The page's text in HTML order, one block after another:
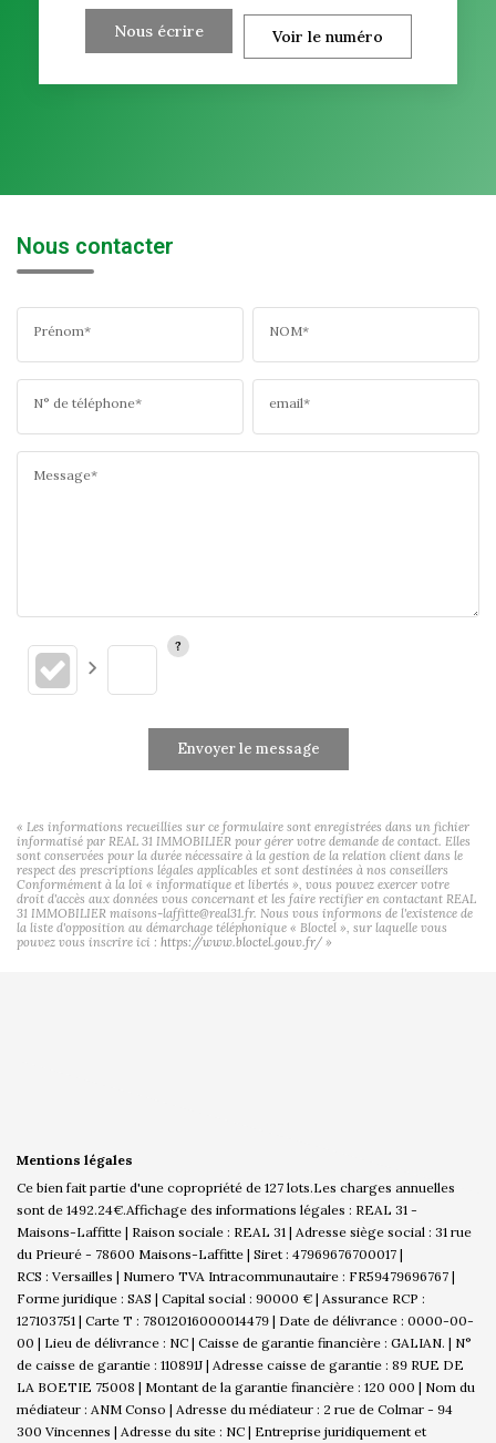
Nous écrire Voir le numéro
Nous contacter
Prénom* NOM*
N° de téléphone* email*
Message*
Envoyer le message
« Les informations recueillies sur ce formulaire sont enregistrées dans un fichier
informatisé par REAL 31 IMMOBILIER pour gérer votre demande de contact. Elles
sont conservées pour la durée nécessaire à la gestion de la relation client dans le
respect des prescriptions légales applicables et sont destinées à nos conseillers
Conformément à la loi « informatique et libertés », vous pouvez exercer votre
droit d'accès aux données vous concernant et les faire rectifier en contactant REAL
31 IMMOBILIER maisons-laffitte@real31.fr. Nous vous informons de l'existence de
la liste d'opposition au démarchage téléphonique « Bloctel », sur laquelle vous
pouvez vous inscrire ici : https://www.bloctel.gouv.fr/ »
Mentions légales
Ce bien fait partie d'une copropriété de 127 lots.Les charges annuelles
sont de 1492.24€.Affichage des informations légales : REAL 31 -
Maisons-Laffitte | Raison sociale : REAL 31 | Adresse siège social : 31 rue
du Prieuré - 78600 Maisons-Laffitte | Siret : 47969676700017 |
RCS : Versailles | Numero TVA Intracommunautaire : FR59479696767 |
Forme juridique : SAS | Capital social : 90000 € | Assurance RCP :
127103751 | Carte T : 78012016000014479 | Date de délivrance : 0000-00-
00 | Lieu de délivrance : NC | Caisse de garantie financière : GALIAN. | N°
de caisse de garantie : 110891J | Adresse caisse de garantie : 89 RUE DE
LA BOETIE 75008 | Montant de la garantie financière : 120 000 | Nom du
médiateur : ANM Conso | Adresse du médiateur : 2 rue de Colmar - 94
300 Vincennes | Adresse du site : NC | Entreprise juridiquement et